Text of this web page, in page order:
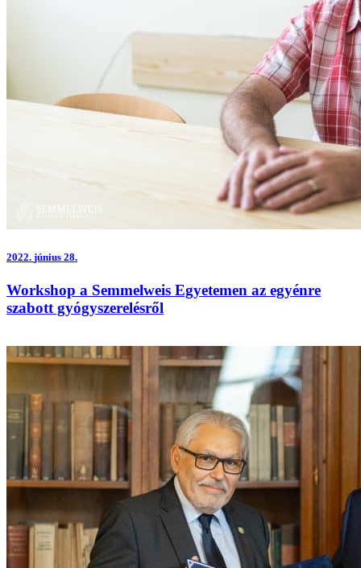
2022. június 28.
Workshop a Semmelweis Egyetemen az egyénre
szabott gyógyszerelésről